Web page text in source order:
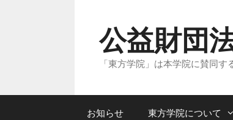
ッ
公益財団
「東方学院」は本学院に賛同
お知らせ 東方学院について